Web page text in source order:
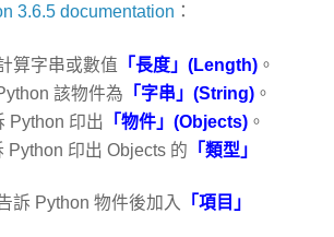
3.6.5 documentation ：
算字串或數值 「長度」(Length)。
該物件為 「字串」(String)。
Python 印出 「物件」(Objects)。
Python 印出 Objects 的 「類型」
訴 Python 物件後加入
「項目」